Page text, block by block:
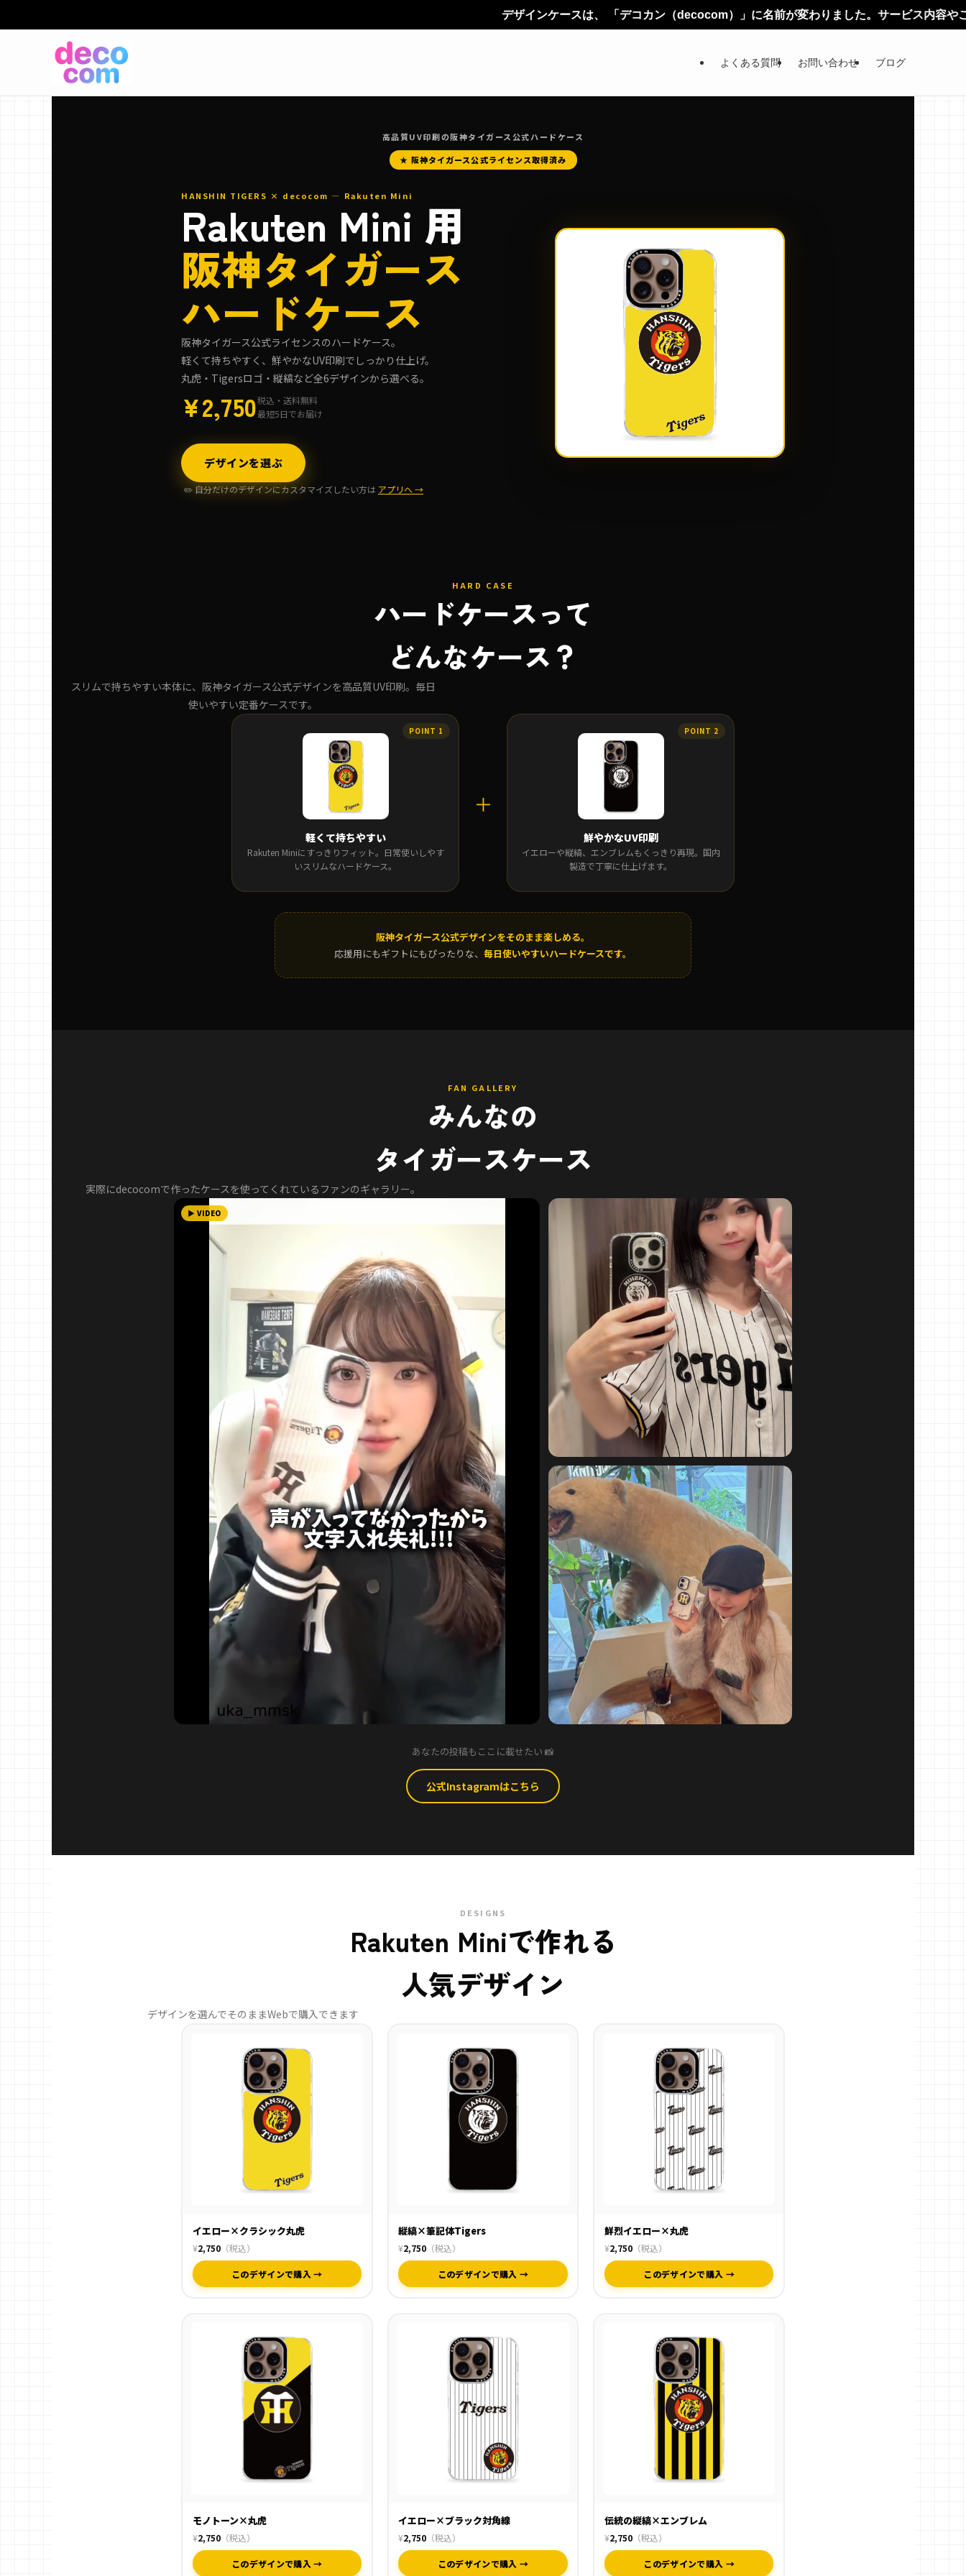
デザインケースは、 「デコカン（decocom）」に名前が変わりました。サービス内容やご利用方法に変更は
よくある質問 お問い合わせ ブログ
高品質UV印刷の阪神タイガース公式ハードケース
★ 阪神タイガース公式ライセンス取得済み
HANSHIN TIGERS × decocom — Rakuten Mini
Rakuten Mini 用
阪神タイガース
ハードケース
阪神タイガース公式ライセンスのハードケース。
軽くて持ちやすく、鮮やかなUV印刷でしっかり仕上げ。
丸虎・Tigersロゴ・縦縞など全6デザインから選べる。
¥2,750税込・送料無料
最短5日でお届け
デザインを選ぶ
✏️ 自分だけのデザインにカスタマイズしたい方は アプリへ →
HARD CASE
ハードケースって
どんなケース？
スリムで持ちやすい本体に、阪神タイガース公式デザインを高品質UV印刷。毎日
使いやすい定番ケースです。
軽くて持ちやすい
Rakuten Miniにすっきりフィット。日常使いしやす
いスリムなハードケース。
＋
鮮やかなUV印刷
イエローや縦縞、エンブレムもくっきり再現。国内
製造で丁寧に仕上げます。
阪神タイガース公式デザインをそのまま楽しめる。
応援用にもギフトにもぴったりな、 毎日使いやすいハードケースです。
FAN GALLERY
みんなの
タイガースケース
実際にdecocomで作ったケースを使ってくれているファンのギャラリー。
▶ VIDEO
あなたの投稿もここに載せたい 📸
公式Instagramはこちら
DESIGNS
Rakuten Miniで作れる
人気デザイン
デザインを選んでそのままWebで購入できます
イエロー×クラシック丸虎
¥2,750（税込）
このデザインで購入 →
縦縞×筆記体Tigers
¥2,750 （税込）
このデザインで購入 →
鮮烈イエロー×丸虎
¥2,750（税込）
このデザインで購入 →
モノトーン×丸虎
¥2,750（税込）
このデザインで購入 →
イエロー×ブラック対角線
¥2,750 （税込）
このデザインで購入 →
伝統の縦縞×エンブレム
¥2,750（税込）
このデザインで購入 →